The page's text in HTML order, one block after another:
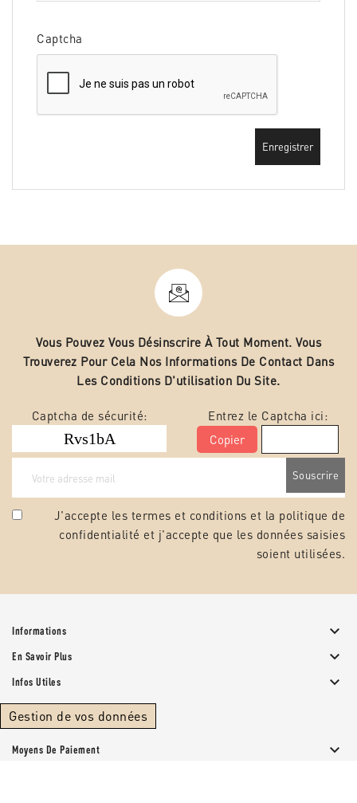
Captcha
Enregistrer
Vous Pouvez Vous Désinscrire À Tout Moment. Vous
Trouverez Pour Cela Nos Informations De Contact Dans
Les Conditions D'utilisation Du Site.
Captcha de sécurité:
Entrez le Captcha ici:
Copier
J'accepte les termes et conditions et la politique de
confidentialité et j'accepte que les données saisies
soient utilisées.
Informations 
En Savoir Plus 
Infos Utiles 
Gestion de vos données
Moyens De Paiement 